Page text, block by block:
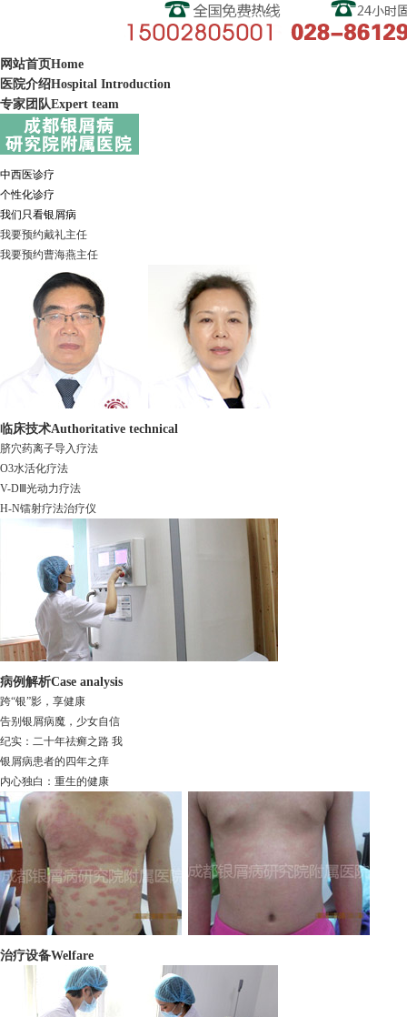
网站首页Home
医院介绍Hospital Introduction
专家团队Expert team
中西医诊疗
个性化诊疗
我们只看银屑病
我要预约戴礼主任
我要预约曹海燕主任
临床技术Authoritative technical
脐穴药离子导入疗法
O3水活化疗法
V-DⅢ光动力疗法
H-N镭射疗法治疗仪
病例解析Case analysis
跨“银”影，享健康
告别银屑病魔，少女自信
纪实：二十年祛癣之路 我
银屑病患者的四年之痒
内心独白：重生的健康
治疗设备Welfare